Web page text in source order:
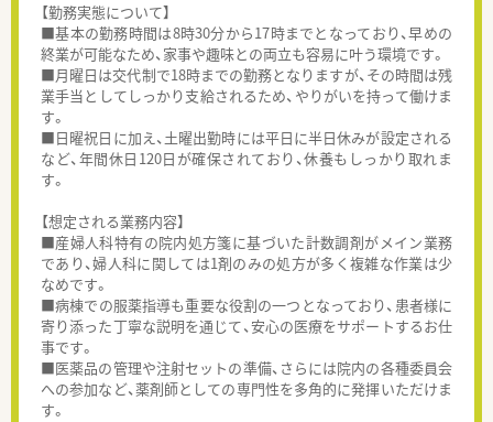
【勤務実態について】
■基本の勤務時間は8時30分から17時までとなっており、早めの
終業が可能なため、家事や趣味との両立も容易に叶う環境です。
■月曜日は交代制で18時までの勤務となりますが、その時間は残
業手当としてしっかり支給されるため、やりがいを持って働けま
す。
■日曜祝日に加え、土曜出勤時には平日に半日休みが設定される
など、年間休日120日が確保されており、休養もしっかり取れま
す。
【想定される業務内容】
■産婦人科特有の院内処方箋に基づいた計数調剤がメイン業務
であり、婦人科に関しては1剤のみの処方が多く複雑な作業は少
なめです。
■病棟での服薬指導も重要な役割の一つとなっており、患者様に
寄り添った丁寧な説明を通じて、安心の医療をサポートするお仕
事です。
■医薬品の管理や注射セットの準備、さらには院内の各種委員会
への参加など、薬剤師としての専門性を多角的に発揮いただけま
す。